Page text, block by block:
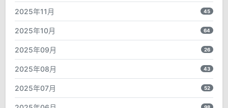
2025年11月 45
2025年10月 64
2025年09月 26
2025年08月 43
2025年07月 52